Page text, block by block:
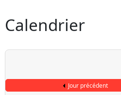
Calendrier
Jour précédent